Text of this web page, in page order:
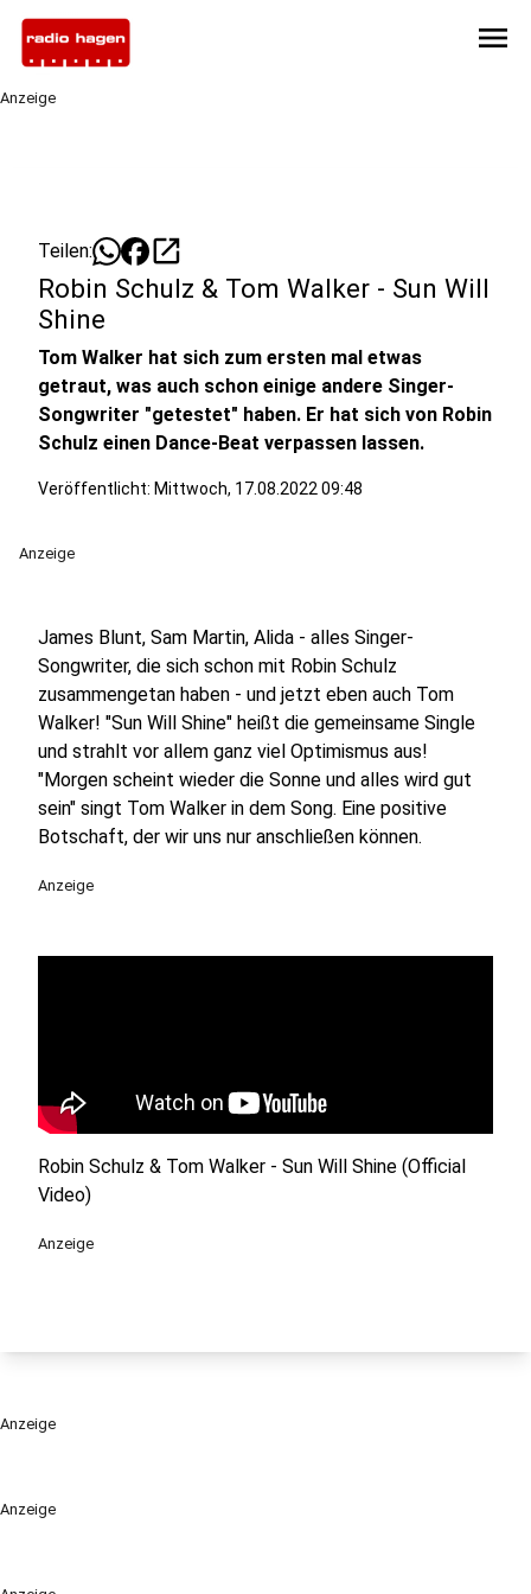
menu
Anzeige
Anzeige
Teilen: open_in_new
Robin Schulz & Tom Walker - Sun Will
Shine
Tom Walker hat sich zum ersten mal etwas
getraut, was auch schon einige andere Singer-
Songwriter "getestet" haben. Er hat sich von Robin
Schulz einen Dance-Beat verpassen lassen.
Veröffentlicht: Mittwoch, 17.08.2022 09:48
Anzeige
James Blunt, Sam Martin, Alida - alles Singer-
Songwriter, die sich schon mit Robin Schulz
zusammengetan haben - und jetzt eben auch Tom
Walker! "Sun Will Shine" heißt die gemeinsame Single
und strahlt vor allem ganz viel Optimismus aus!
"Morgen scheint wieder die Sonne und alles wird gut
sein" singt Tom Walker in dem Song. Eine positive
Botschaft, der wir uns nur anschließen können.
Anzeige
Robin Schulz & Tom Walker - Sun Will Shine (Official
Video)
Anzeige
Anzeige